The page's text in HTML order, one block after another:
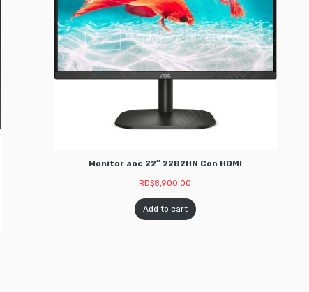
Monitor aoc 22″ 22B2HN Con HDMI
RD$8,900.00
Add to cart